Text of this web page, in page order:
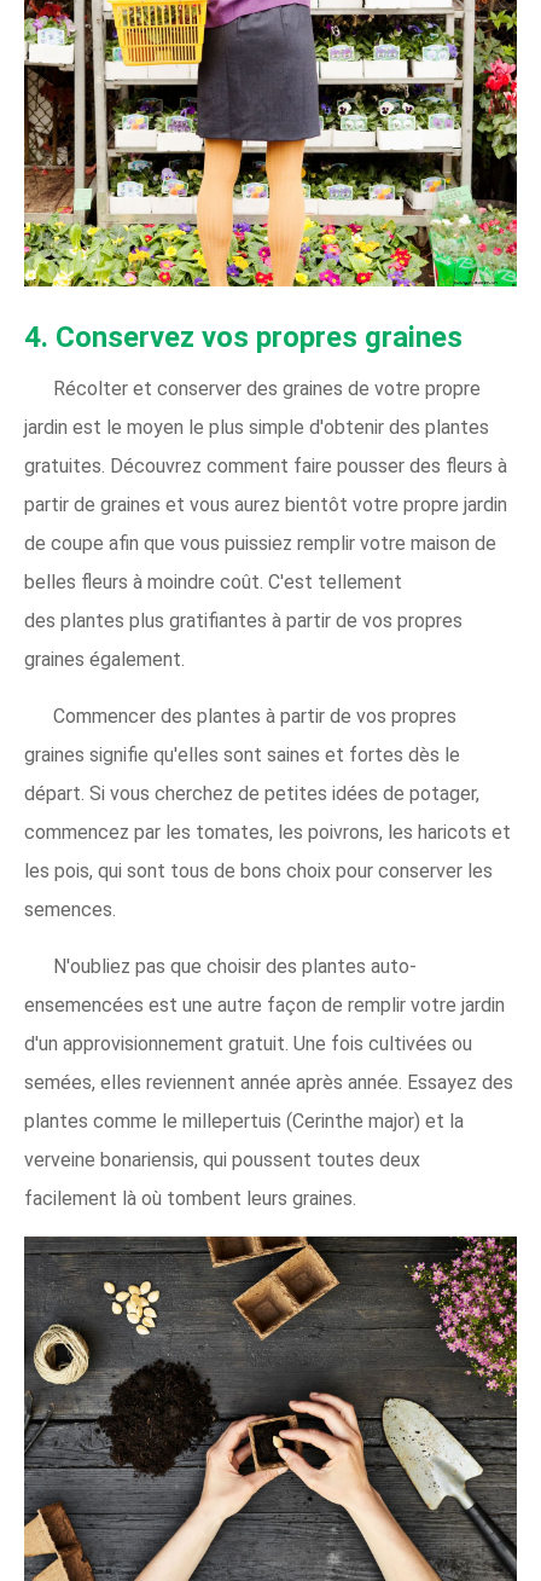
4. Conservez vos propres graines
Récolter et conserver des graines de votre propre
jardin est le moyen le plus simple d'obtenir des plantes
gratuites. Découvrez comment faire pousser des fleurs à
partir de graines et vous aurez bientôt votre propre jardin
de coupe afin que vous puissiez remplir votre maison de
belles fleurs à moindre coût. C'est tellement
des plantes plus gratifiantes à partir de vos propres
graines également.
Commencer des plantes à partir de vos propres
graines signifie qu'elles sont saines et fortes dès le
départ. Si vous cherchez de petites idées de potager,
commencez par les tomates, les poivrons, les haricots et
les pois, qui sont tous de bons choix pour conserver les
semences.
N'oubliez pas que choisir des plantes auto-
ensemencées est une autre façon de remplir votre jardin
d'un approvisionnement gratuit. Une fois cultivées ou
semées, elles reviennent année après année. Essayez des
plantes comme le millepertuis (Cerinthe major) et la
verveine bonariensis, qui poussent toutes deux
facilement là où tombent leurs graines.